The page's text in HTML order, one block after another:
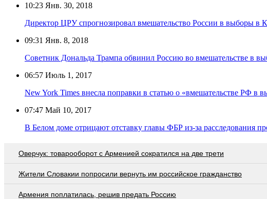
10:23 Янв. 30, 2018
Директор ЦРУ спрогнозировал вмешательство России в выборы в
09:31 Янв. 8, 2018
Советник Дональда Трампа обвинил Россию во вмешательстве в
06:57 Июль 1, 2017
New York Times внесла поправки в статью о «вмешательстве РФ
07:47 Май 10, 2017
В Белом доме отрицают отставку главы ФБР из-за расследования
Оверчук: товарооборот с Арменией сократился на две трети
Жители Словакии попросили вернуть им российское гражданство
Армения поплатилась, решив предать Россию